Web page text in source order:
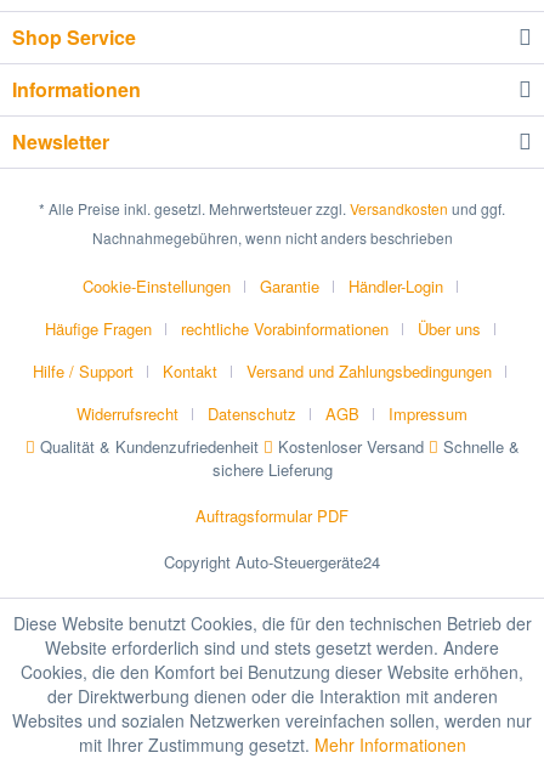
Shop Service
Informationen
Newsletter
* Alle Preise inkl. gesetzl. Mehrwertsteuer zzgl. Versandkosten und ggf.
Nachnahmegebühren, wenn nicht anders beschrieben
Cookie-Einstellungen Garantie
Händler-Login
Häufige Fragen
rechtliche Vorabinformationen
Über uns
Hilfe / Support
Kontakt
Versand und Zahlungsbedingungen
Widerrufsrecht
Datenschutz AGB
Impressum
Qualität & Kundenzufriedenheit
Kostenloser Versand
Schnelle &
sichere Lieferung
Auftragsformular PDF
Copyright Auto-Steuergeräte24
Diese Website benutzt Cookies, die für den technischen Betrieb der
Website erforderlich sind und stets gesetzt werden. Andere
Cookies, die den Komfort bei Benutzung dieser Website erhöhen,
der Direktwerbung dienen oder die Interaktion mit anderen
Websites und sozialen Netzwerken vereinfachen sollen, werden nur
mit Ihrer Zustimmung gesetzt. Mehr Informationen